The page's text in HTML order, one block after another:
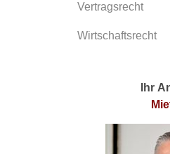
Vertragsrecht
Wirtschaftsrecht
Ihr